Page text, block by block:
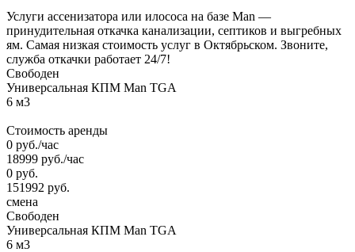
Услуги ассенизатора или илососа на базе Man —
принудительная откачка канализации, септиков и выгребных
ям. Самая низкая стоимость услуг в Октябрьском. Звоните,
служба откачки работает 24/7!
Свободен
Универсальная КПМ Man TGA
6 м3
Стоимость аренды
0 руб./час
18999 руб./час
0 руб.
151992 руб.
смена
Свободен
Универсальная КПМ Man TGA
6 м3